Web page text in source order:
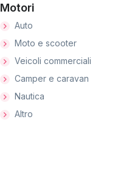
Motori
Auto
Moto e scooter
Veicoli commerciali
Camper e caravan
Nautica
Altro